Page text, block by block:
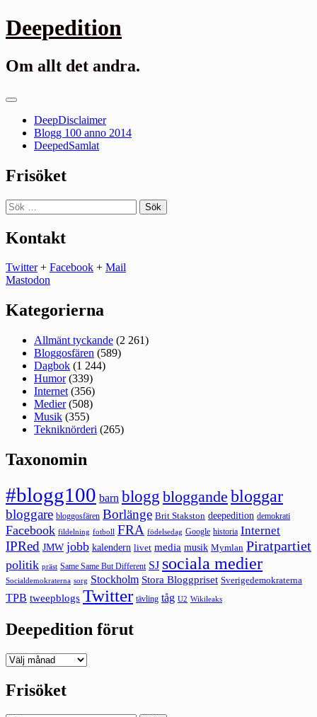
Gå
till
Deepedition
Om allt det andra.
Primär
DeepDisclaimer
Blogg 100 anno 2014
DeepedSamlat
Frisöket
Sök
efter:
Kontakt
Twitter+ Facebook + Mail
Mastodon
Kategorierna
Allmänt tyckande (2 261)
Bloggosfären (589)
Dagbok (1 244)
Humor(339)
Internet (356)
Medier(508)
Musik (355)
Tekniknörderi (265)
Taxonomin
#blogg100 barn blogg bloggande bloggar
bloggare bloggosfären Borlänge Brit Stakston deepedition demokrati
Facebook fildelning fotboll FRA födelsedag Google historia Internet
IPRed JMW jobb kalendern livet media musik Mymlan Piratpartiet
politik präst Same Same But Different SJ sociala medier
Socialdemokraterna sorg Stockholm Stora Bloggpriset Sverigedemokraterna
TPB tweepblogs Twitter tävling tåg U2 Wikileaks
Deepedition förut
Deepedition
Frisöket